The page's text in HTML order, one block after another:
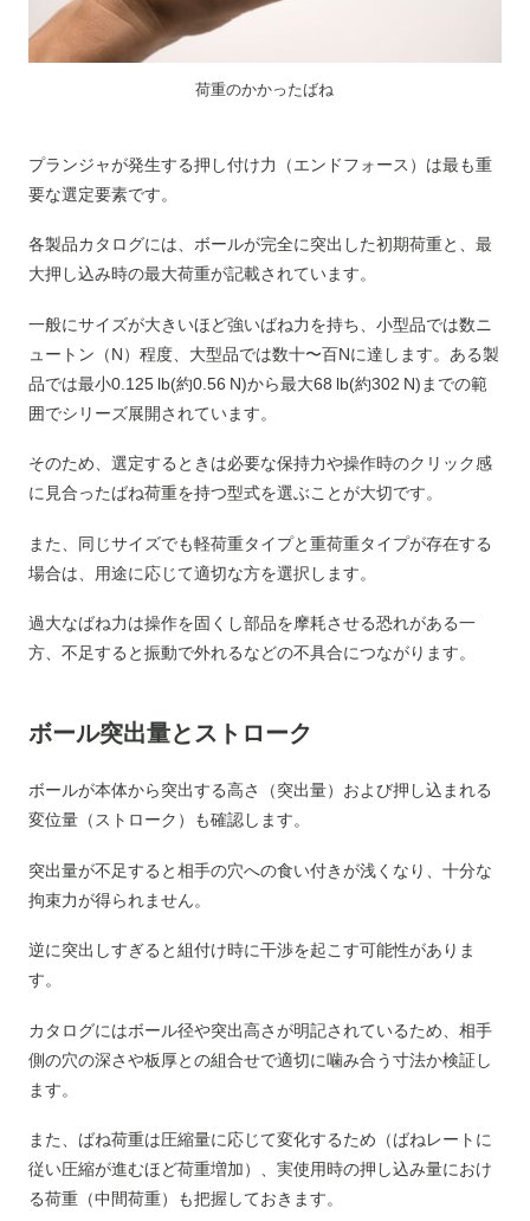
荷重のかかったばね
プランジャが発生する押し付け力（エンドフォース）は最も重
要な選定要素です。
各製品カタログには、ボールが完全に突出した初期荷重と、最
大押し込み時の最大荷重が記載されています。
一般にサイズが大きいほど強いばね力を持ち、小型品では数ニ
ュートン（N）程度、大型品では数十〜百Nに達します。ある製
品では最小0.125 lb(約0.56 N)から最大68 lb(約302 N)までの範
囲でシリーズ展開されています。
そのため、選定するときは必要な保持力や操作時のクリック感
に見合ったばね荷重を持つ型式を選ぶことが大切です。
また、同じサイズでも軽荷重タイプと重荷重タイプが存在する
場合は、用途に応じて適切な方を選択します。
過大なばね力は操作を固くし部品を摩耗させる恐れがある一
方、不足すると振動で外れるなどの不具合につながります。
ボール突出量とストローク
ボールが本体から突出する高さ（突出量）および押し込まれる
変位量（ストローク）も確認します。
突出量が不足すると相手の穴への食い付きが浅くなり、十分な
拘束力が得られません。
逆に突出しすぎると組付け時に干渉を起こす可能性がありま
す。
カタログにはボール径や突出高さが明記されているため、相手
側の穴の深さや板厚との組合せで適切に噛み合う寸法か検証し
ます。
また、ばね荷重は圧縮量に応じて変化するため（ばねレートに
従い圧縮が進むほど荷重増加）、実使用時の押し込み量におけ
る荷重（中間荷重）も把握しておきます。